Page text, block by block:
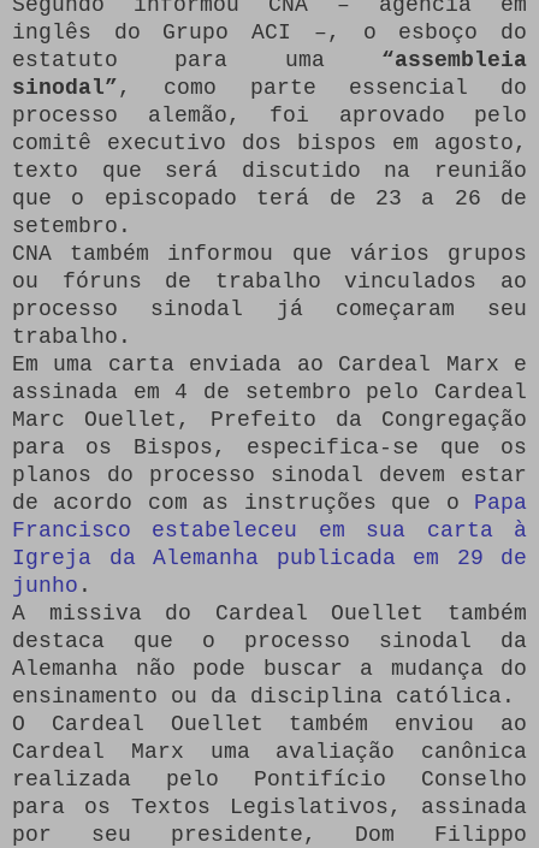
inglês do Grupo ACI –, o esboço do
estatuto para uma “assembleia
sinodal” , como parte essencial do
processo alemão, foi aprovado pelo
comitê executivo dos bispos em agosto,
texto que será discutido na reunião
que o episcopado terá de 23 a 26 de
setembro.
CNA também informou que vários grupos
ou fóruns de trabalho vinculados ao
processo sinodal já começaram seu
trabalho.
Em uma carta enviada ao Cardeal Marx e
assinada em 4 de setembro pelo Cardeal
Marc Ouellet, Prefeito da Congregação
para os Bispos, especifica-se que os
planos do processo sinodal devem estar
de acordo com as instruções que o Papa
Francisco estabeleceu em sua carta à
Igreja da Alemanha publicada em 29 de
junho .
A missiva do Cardeal Ouellet também
destaca que o processo sinodal da
Alemanha não pode buscar a mudança do
ensinamento ou da disciplina católica.
O Cardeal Ouellet também enviou ao
Cardeal Marx uma avaliação canônica
realizada pelo Pontifício Conselho
para os Textos Legislativos, assinada
por seu presidente, Dom Filippo